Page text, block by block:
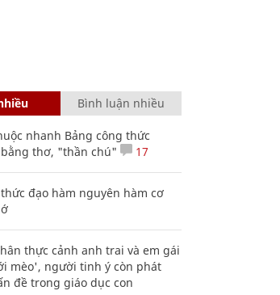
Bình luận nhiều
nhanh Bảng công thức
thơ, "thần chú"
17
đạo hàm nguyên hàm cơ
thực cảnh anh trai và em gái
mèo', người tinh ý còn phát
đề trong giáo dục con